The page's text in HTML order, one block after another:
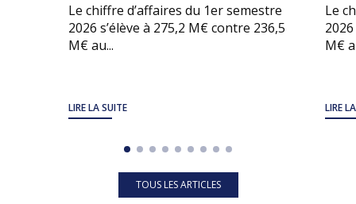
Le chiffre d’affaires du 1er semestre
2026 s’élève à 275,2 M€ contre 236,5
M€ au...
LIRE LA SUITE
Le
M€
LIRE
TOUS LES ARTICLES